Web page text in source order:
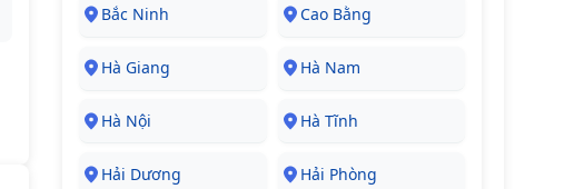
Bắc Ninh Cao Bằng
Hà Giang Hà Nam
Hà Nội Hà Tĩnh
Hải Dương Hải Phòng